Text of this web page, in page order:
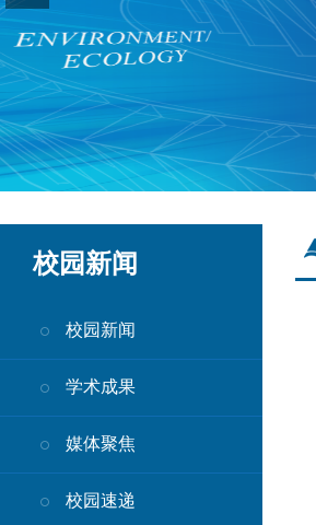
校园新闻
校园新闻
学术成果
媒体聚焦
校园速递